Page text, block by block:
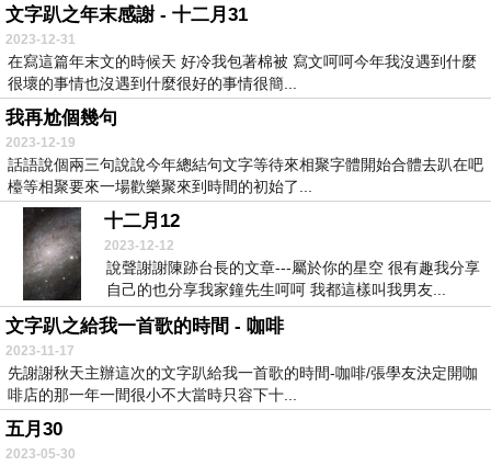
文字趴之年末感謝 - 十二月31
2023-12-31
在寫這篇年末文的時候天 好冷我包著棉被 寫文呵呵今年我沒遇到什麼
很壞的事情也沒遇到什麼很好的事情很簡...
我再尬個幾句
2023-12-19
話語說個兩三句說說今年總結句文字等待來相聚字體開始合體去趴在吧
檯等相聚要來一場歡樂聚來到時間的初始了...
十二月12
2023-12-12
說聲謝謝陳跡台長的文章---屬於你的星空 很有趣我分享
自己的也分享我家鐘先生呵呵 我都這樣叫我男友...
文字趴之給我一首歌的時間 - 咖啡
2023-11-17
先謝謝秋天主辦這次的文字趴給我一首歌的時間-咖啡/張學友決定開咖
啡店的那一年一間很小不大當時只容下十...
五月30
2023-05-30